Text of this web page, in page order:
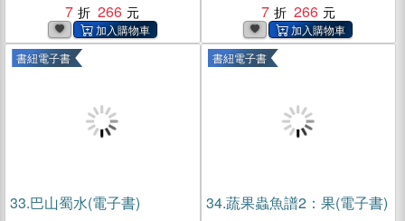
7
266
7
266
書紐電子書
33.巴山蜀水(電子書)
書紐電子書
34.蔬果蟲魚譜2：果(電子書)